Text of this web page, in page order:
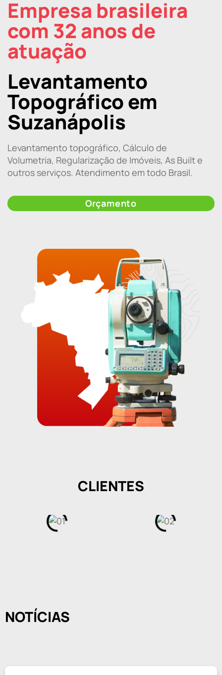
Empresa brasileira
com 32 anos de
atuação
Levantamento
Topográfico em
Suzanápolis
Levantamento topográfico, Cálculo de
Volumetria, Regularização de Imóveis, As Built e
outros serviços. Atendimento em todo Brasil.
Orçamento
CLIENTES
NOTÍCIAS